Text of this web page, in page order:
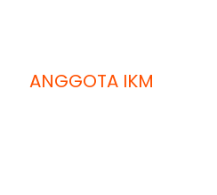
ANGGOTA IKM